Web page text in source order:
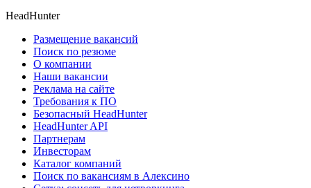
HeadHunter
Размещение вакансий
Поиск по резюме
О компании
Наши вакансии
Реклама на сайте
Требования к ПО
Безопасный HeadHunter
HeadHunter API
Партнерам
Инвесторам
Каталог компаний
Поиск по вакансиям в Алексино